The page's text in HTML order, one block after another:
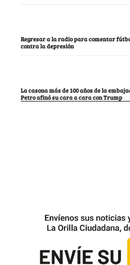
Regresar a la radio para comentar
contra la depresión
La casona más de 100 años de la
Petro afinó su cara a cara con Trump